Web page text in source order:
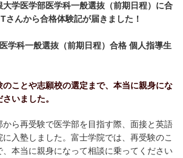
大学医学部医学科一般選抜（前期日程）に合
さんから合格体験記が届きました！
学科一般選抜（前期日程）合格 個人指導生
ことや志願校の選定まで、本当に親身にな
いました。
ら再受験で医学部を目指す際、面接と英語
入塾しました。富士学院では、再受験のこ
、本当に親身になって相談に乗ってください